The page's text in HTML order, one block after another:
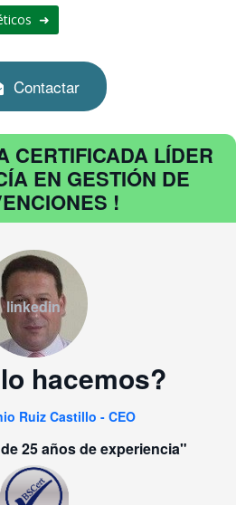
➜
Contactar
CERTIFICADA LÍDER
EN GESTIÓN DE
!
linkedin
hacemos?
Ruiz Castillo - CEO
25 años de experiencia"